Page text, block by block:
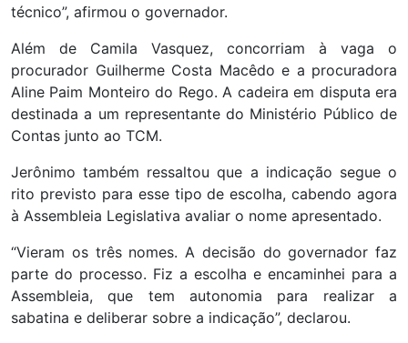
técnico”, afirmou o governador.
Além de Camila Vasquez, concorriam à vaga o
procurador Guilherme Costa Macêdo e a procuradora
Aline Paim Monteiro do Rego. A cadeira em disputa era
destinada a um representante do Ministério Público de
Contas junto ao TCM.
Jerônimo também ressaltou que a indicação segue o
rito previsto para esse tipo de escolha, cabendo agora
à Assembleia Legislativa avaliar o nome apresentado.
“Vieram os três nomes. A decisão do governador faz
parte do processo. Fiz a escolha e encaminhei para a
Assembleia, que tem autonomia para realizar a
sabatina e deliberar sobre a indicação”, declarou.